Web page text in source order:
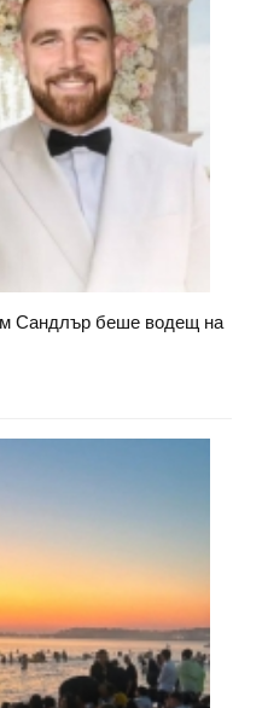
Сандлър беше водещ на